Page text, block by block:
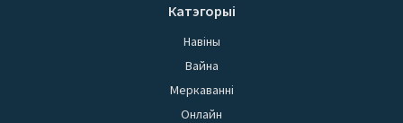
Катэгорыі
Навіны
Вайна
Меркаванні
Онлайн